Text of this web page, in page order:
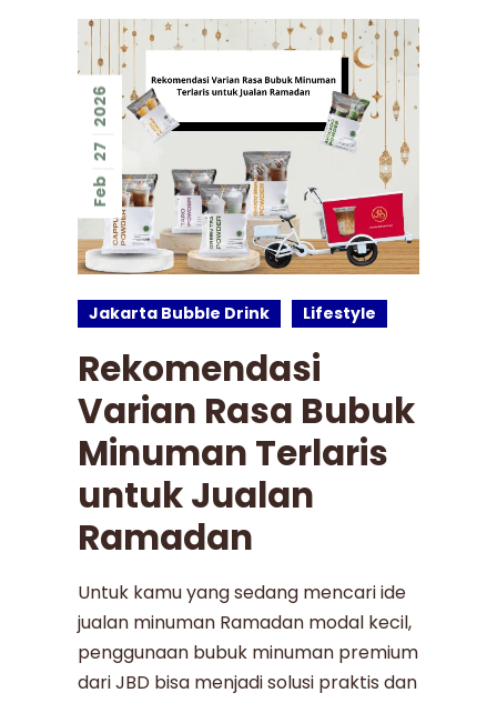
Feb
27
2026
Jakarta Bubble Drink Lifestyle
Rekomendasi
Varian Rasa Bubuk
Minuman Terlaris
untuk Jualan
Ramadan
Untuk kamu yang sedang mencari ide
jualan minuman Ramadan modal kecil,
penggunaan bubuk minuman premium
dari JBD bisa menjadi solusi praktis dan